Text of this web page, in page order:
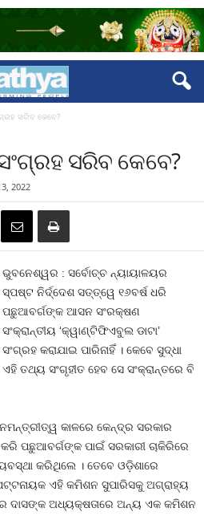
ସରିବ କେବେ?
ସରିବ କେବେ?
2022
ଭୁବନେଶ୍ୱର : ସର୍ବୋଚ୍ଚ ନ୍ୟାୟାଳୟର
ସ୍ପଷ୍ଟ ନିର୍ଦ୍ଦେଶ ସତ୍ତ୍ୱେ ୧୬ବର୍ଷ ଧରି
ପଛୁଆବର୍ଗଙ୍କ ଆସନ ସଂରକ୍ଷଣ
ସଂକ୍ରାନ୍ତୀୟ ‘କ୍ୱାଣ୍ଟିଫିଏବୁଲ ଡାଟା’
ସଂଗ୍ରହ କରାଯାଇ ପାରିନାହିଁ । କେବେ ସୁଦ୍ଧା
ଏହି ତଥ୍ୟ ସଂଗୃହୀତ ହେବ ସେ ସଂକ୍ରାନ୍ତରେ ବି
କାଳରେ କେନ୍ଦ୍ର ସରକାର
ପଛୁଆବର୍ଗଙ୍କ ପାଇଁ ସରକାରୀ ଚାକିରିରେ
କରିଥିଲେ । ତେବେ ଓଡ଼ିଶାରେ
ଏହି କମିଶନ ସୁପାରିସକୁ ଅଗ୍ରାହ୍ୟ
ଦାସଙ୍କ ଅଧ୍ୟକ୍ଷତାରେ ଅନ୍ୟ ଏକ କମିଶନ